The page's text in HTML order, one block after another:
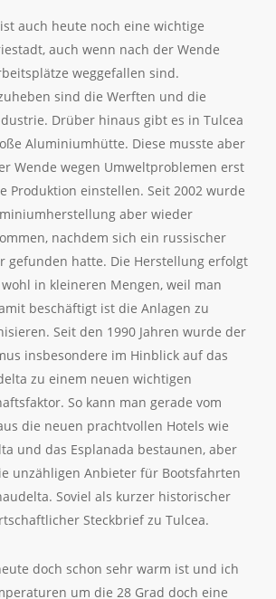
auch heute noch eine wichtige
auch wenn nach der Wende
weggefallen sind.
sind die Werften und die
Drüber hinaus gibt es in Tulcea
Aluminiumhütte. Diese musste aber
Wende wegen Umweltproblemen erst
Produktion einstellen. Seit 2002 wurde
aber wieder
nachdem sich ein russischer
gefunden hatte. Die Herstellung erfolgt
in kleineren Mengen, weil man
beschäftigt ist die Anlagen zu
Seit den 1990 Jahren wurde der
insbesondere im Hinblick auf das
zu einem neuen wichtigen
So kann man gerade vom
die neuen prachtvollen Hotels wie
und das Esplanada bestaunen, aber
unzähligen Anbieter für Bootsfahrten
Soviel als kurzer historischer
Steckbrief zu Tulcea.
doch schon sehr warm ist und ich
um die 28 Grad doch eine